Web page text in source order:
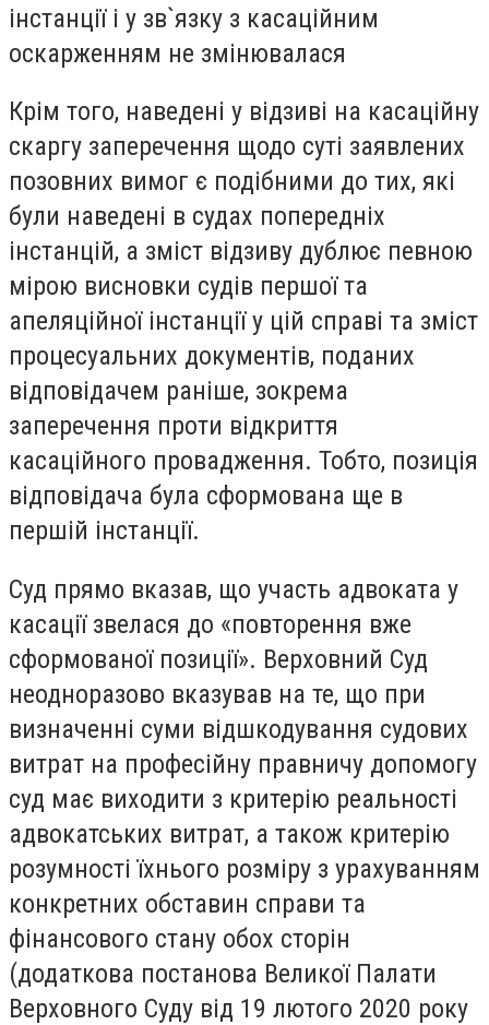
інстанції і у зв`язку з касаційним
оскарженням не змінювалася
Крім того, наведені у відзиві на касаційну
скаргу заперечення щодо суті заявлених
позовних вимог є подібними до тих, які
були наведені в судах попередніх
інстанцій, а зміст відзиву дублює певною
мірою висновки судів першої та
апеляційної інстанції у цій справі та зміст
процесуальних документів, поданих
відповідачем раніше, зокрема
заперечення проти відкриття
касаційного провадження. Тобто, позиція
відповідача була сформована ще в
першій інстанції.
Суд прямо вказав, що участь адвоката у
касації звелася до «повторення вже
сформованої позиції». Верховний Суд
неодноразово вказував на те, що при
визначенні суми відшкодування судових
витрат на професійну правничу допомогу
суд має виходити з критерію реальності
адвокатських витрат, а також критерію
розумності їхнього розміру з урахуванням
конкретних обставин справи та
фінансового стану обох сторін
(додаткова постанова Великої Палати
Верховного Суду від 19 лютого 2020 року